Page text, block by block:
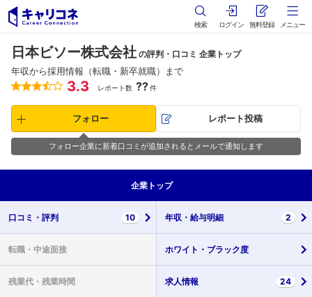
検索 ログイン 無料登録 メニュー
日本ビソー株式会社 の評判・口コミ 企業トップ
年収から採用情報（転職・新卒就職）まで
3.3 レポート数 ??件
フォロー レポート投稿
フォロー企業に新着口コミが追加されるとメールで通知します
企業 トップ
口コミ・ 評判 10 年収・ 給与明細 2
転職・ 中途面接 ホワイト・ ブラック度
残業代・ 残業時間 求人情報 24